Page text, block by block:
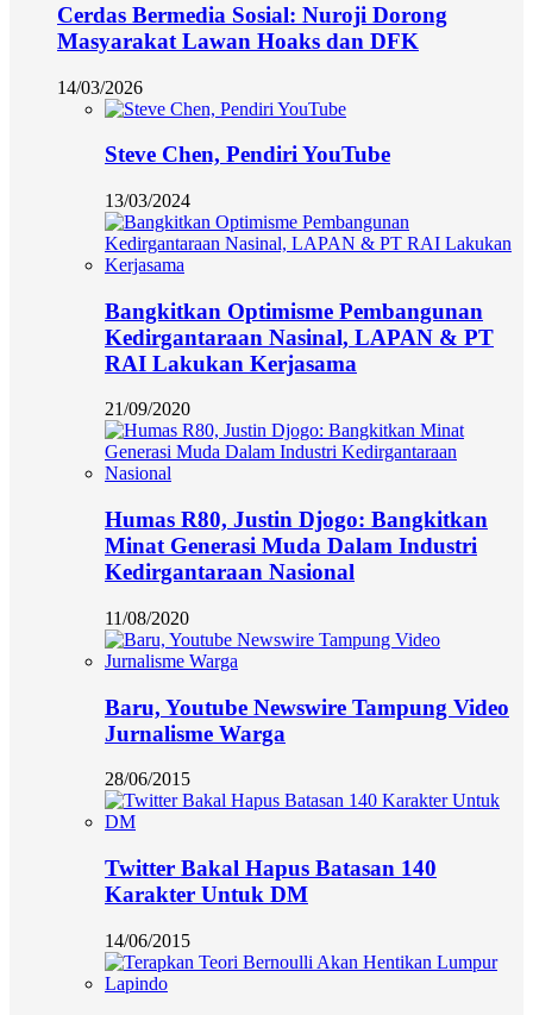
Cerdas Bermedia Sosial: Nuroji Dorong
Masyarakat Lawan Hoaks dan DFK
14/03/2026
Steve Chen, Pendiri YouTube
13/03/2024
Bangkitkan Optimisme Pembangunan
Kedirgantaraan Nasinal, LAPAN & PT
RAI Lakukan Kerjasama
21/09/2020
Humas R80, Justin Djogo: Bangkitkan
Minat Generasi Muda Dalam Industri
Kedirgantaraan Nasional
11/08/2020
Baru, Youtube Newswire Tampung Video
Jurnalisme Warga
28/06/2015
Twitter Bakal Hapus Batasan 140
Karakter Untuk DM
14/06/2015